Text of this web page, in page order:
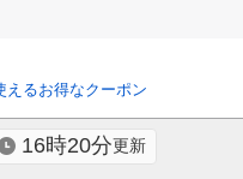
えるお得なクーポン
16時20分更新